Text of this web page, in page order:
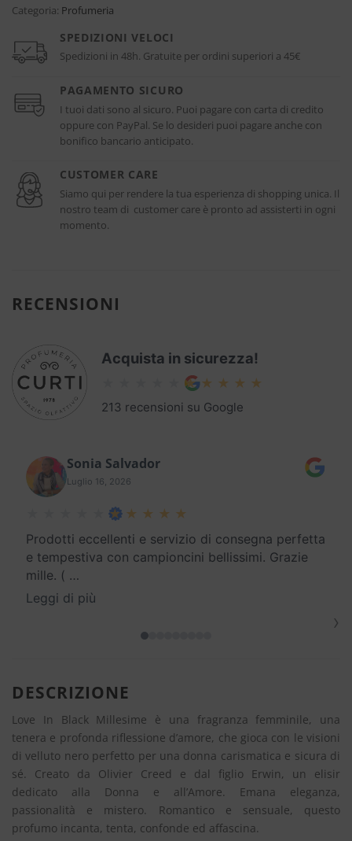
Categoria: Profumeria
SPEDIZIONI VELOCI
Spedizioni in 48h. Gratuite per ordini superiori a 45€
PAGAMENTO SICURO
I tuoi dati sono al sicuro. Puoi pagare con carta di credito
oppure con PayPal. Se lo desideri puoi pagare anche con
bonifico bancario anticipato.
CUSTOMER CARE
Siamo qui per rendere la tua esperienza di shopping unica. Il
nostro team di customer care è pronto ad assisterti in ogni
momento.
RECENSIONI
Acquista in sicurezza!
213 recensioni su Google
Sonia Salvador
Luglio 16, 2026
Prodotti eccellenti e servizio di consegna perfetta
e tempestiva con campioncini bellissimi. Grazie
mille. ( …
Leggi di più
›
DESCRIZIONE
Love In Black Millesime è una fragranza femminile, una
tenera e profonda riflessione d’amore, che gioca con le visioni
di velluto nero perfetto per una donna carismatica e sicura di
sé. Creato da Olivier Creed e dal figlio Erwin, un elisir
dedicato alla Donna e all’Amore. Emana eleganza,
passionalità e mistero. Romantico e sensuale, questo
profumo incanta, tenta, confonde ed affascina.